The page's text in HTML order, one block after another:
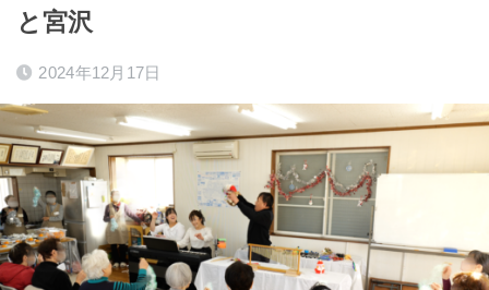
と宮沢
2024年12月17日